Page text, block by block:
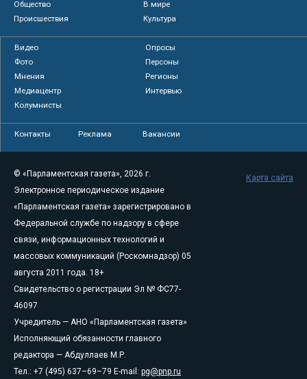
Общество
В мире
Происшествия
Культура
Видео
Опросы
Фото
Персоны
Мнения
Регионы
Медиацентр
Интервью
Колумнисты
Контакты Реклама Вакансии
© «Парламентская газета», 2026 г.
Электронное периодическое издание
«Парламентская газета» зарегистрировано в
Федеральной службе по надзору в сфере
связи, информационных технологий и
массовых коммуникаций (Роскомнадзор) 05
августа 2011 года. 18+
Свидетельство о регистрации Эл № ФС77-
46097
Учредитель — АНО «Парламентская газета»
Исполняющий обязанности главного
редактора — Абдуллаев М.Р.
Тел.: +7 (495) 637–69–79 E-mail: pg@pnp.ru
Карта сайта